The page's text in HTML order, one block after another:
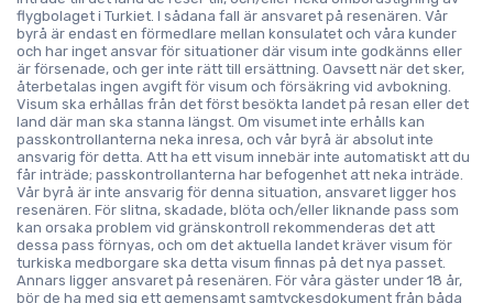
flygbolaget i Turkiet. I sådana fall är ansvaret på resenären. Vår
byrå är endast en förmedlare mellan konsulatet och våra kunder
och har inget ansvar för situationer där visum inte godkänns eller
är försenade, och ger inte rätt till ersättning. Oavsett när det sker,
återbetalas ingen avgift för visum och försäkring vid avbokning.
Visum ska erhållas från det först besökta landet på resan eller det
land där man ska stanna längst. Om visumet inte erhålls kan
passkontrollanterna neka inresa, och vår byrå är absolut inte
ansvarig för detta. Att ha ett visum innebär inte automatiskt att du
får inträde; passkontrollanterna har befogenhet att neka inträde.
Vår byrå är inte ansvarig för denna situation, ansvaret ligger hos
resenären. För slitna, skadade, blöta och/eller liknande pass som
kan orsaka problem vid gränskontroll rekommenderas det att
dessa pass förnyas, och om det aktuella landet kräver visum för
turkiska medborgare ska detta visum finnas på det nya passet.
Annars ligger ansvaret på resenären. För våra gäster under 18 år,
bör de ha med sig ett gemensamt samtyckesdokument från båda